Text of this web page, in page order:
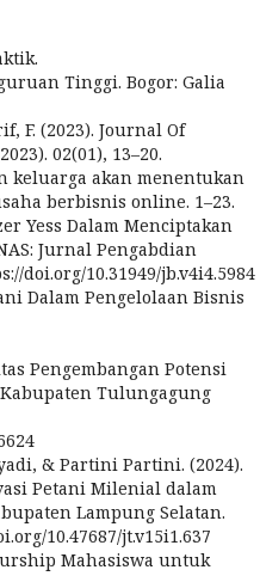
Tinggi. Bogor: Galia
F. (2023). Journal Of
02(01), 13–20.
keluarga akan menentukan
berbisnis online. 1–23.
Yess Dalam Menciptakan
Jurnal Pengabdian
doi.org/10.31949/jb.v4i4.5984
Dalam Pengelolaan Bisnis
Pengembangan Potensi
Tulungagung
& Partini Partini. (2024).
Petani Milenial dalam
Lampung Selatan.
10.47687/jt.v15i1.637
Mahasiswa untuk